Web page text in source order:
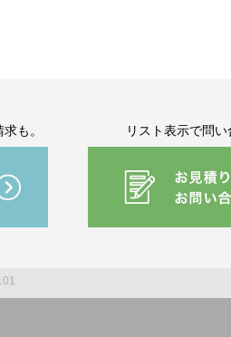
も。 リスト表示で問い